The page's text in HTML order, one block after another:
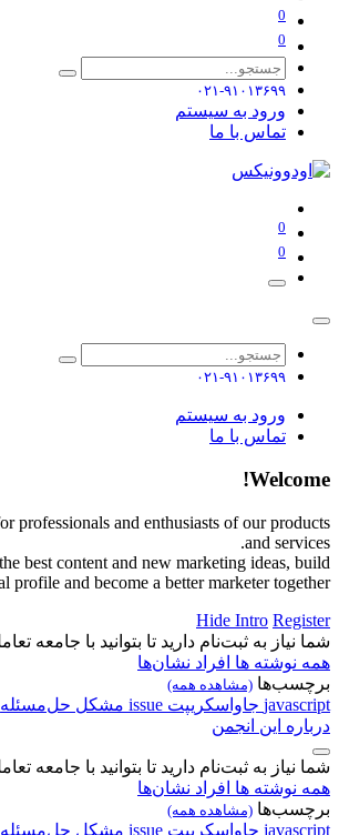
0
0
۰۲۱-۹۱۰۱۳۶۹۹
ورود به سیستم
تماس با ما
0
0
۰۲۱-۹۱۰۱۳۶۹۹
ورود به سیستم
تماس با ما
Welcome!
professionals and enthusiasts of our products
and services.
best content and new marketing ideas, build
profile and become a better marketer together.
Hide Intro Register
شما نیاز به ثبت‌نام دارید تا بتوانید با جامعه
همه نوشته ها افراد نشان‌ها
برچسب‌ها (مشاهده همه)
javascript جاواسکریپت issue مشکل حل‌مسئله
درباره این انجمن
شما نیاز به ثبت‌نام دارید تا بتوانید با جامعه
همه نوشته ها افراد نشان‌ها
برچسب‌ها (مشاهده همه)
javascript جاواسکریپت issue مشکل حل‌مسئله